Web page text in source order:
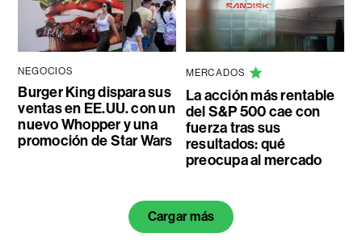
NEGOCIOS
Burger King dispara sus
ventas en EE.UU. con un
nuevo Whopper y una
promoción de Star Wars
MERCADOS
La acción más rentable
del S&P 500 cae con
fuerza tras sus
resultados: qué
preocupa al mercado
Cargar más